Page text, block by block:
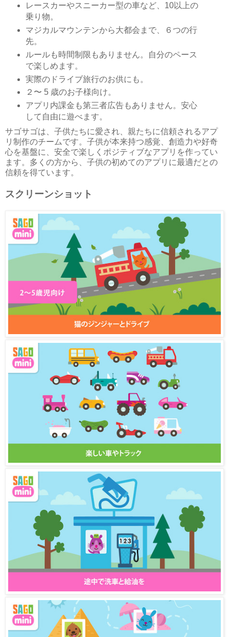
レースカーやスニーカー型の車など、10以上の
乗り物。
マジカルマウンテンから大都会まで、６つの行
先。
ルールも時間制限もありません。自分のペース
で楽しめます。
実際のドライブ旅行のお供にも。
２〜 5 歳のお子様向け。
アプリ内課金も第三者広告もありません。安心
して自由に遊べます。
サゴサゴは、子供たちに愛され、親たちに信頼されるアプ
リ制作のチームです。子供が本来持つ感覚、創造力や好奇
心を基盤に、安全で楽しくポジティブなアプリを作ってい
ます。多くの方から、子供の初めてのアプリに最適だとの
信頼を得ています。
スクリーンショット